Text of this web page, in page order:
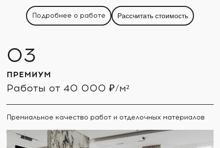
Подробнее о работе Рассчитать стоимость
ПРЕМИУМ
Работы от 40 000 ₽/м²
Премиальное качество работ и отделочных материалов